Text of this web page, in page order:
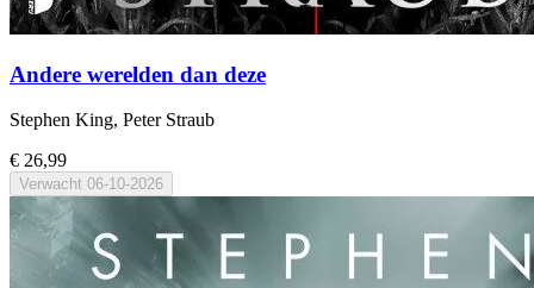
Andere werelden dan deze
Stephen King, Peter Straub
€ 26,99
Verwacht 06-10-2026